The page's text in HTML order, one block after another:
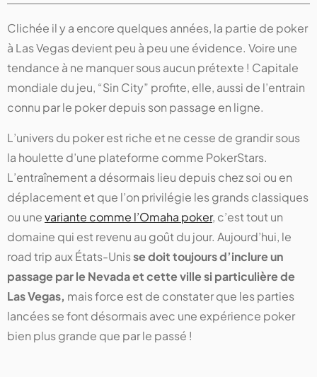
Clichée il y a encore quelques années, la partie de poker
à Las Vegas devient peu à peu une évidence. Voire une
tendance à ne manquer sous aucun prétexte ! Capitale
mondiale du jeu, “Sin City” profite, elle, aussi de l’entrain
connu par le poker depuis son passage en ligne.
L’univers du poker est riche et ne cesse de grandir sous
la houlette d’une plateforme comme PokerStars.
L’entraînement a désormais lieu depuis chez soi ou en
déplacement et que l’on privilégie les grands classiques
ou unevariante comme l’Omaha poker, c’est tout un
domaine qui est revenu au goût du jour. Aujourd’hui, le
road trip aux États-Unisse doit toujours d’inclure un
passage par le Nevada et cette ville si particulière de
Las Vegas, mais force est de constater que les parties
lancées se font désormais avec une expérience poker
bien plus grande que par le passé !